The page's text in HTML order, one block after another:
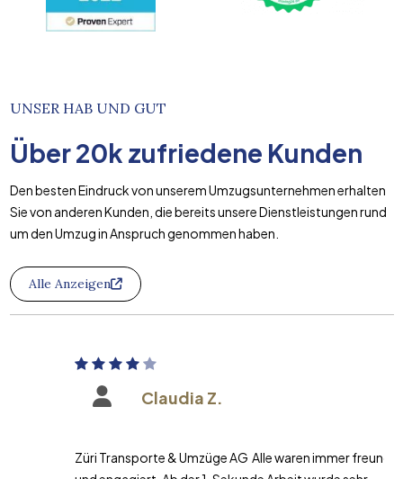
UNSER HAB UND GUT
Über20k zufriedene Kunden
Den besten Eindruck von unserem Umzugsunternehmen erhalten
Sie von anderen Kunden, die bereits unsere Dienstleistungen rund
um den Umzug in Anspruch genommen haben.
Alle Anzeigen
Claudia Z.
Züri Transporte & Umzüge AG Alle waren immer freundlich